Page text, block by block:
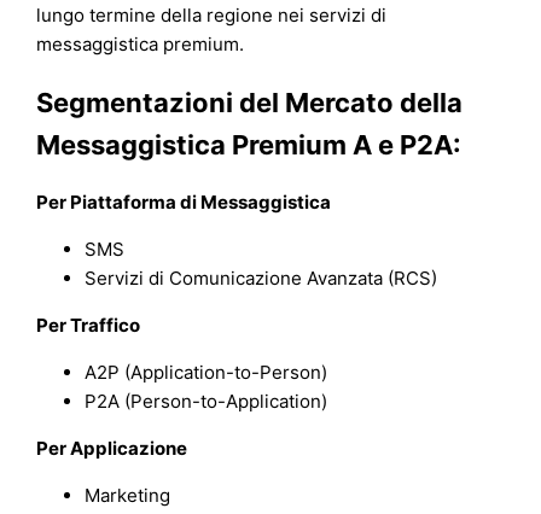
lungo termine della regione nei servizi di
messaggistica premium.
Segmentazioni del Mercato della
Messaggistica Premium A e P2A:
Per Piattaforma di Messaggistica
SMS
Servizi di Comunicazione Avanzata (RCS)
Per Traffico
A2P (Application-to-Person)
P2A (Person-to-Application)
Per Applicazione
Marketing